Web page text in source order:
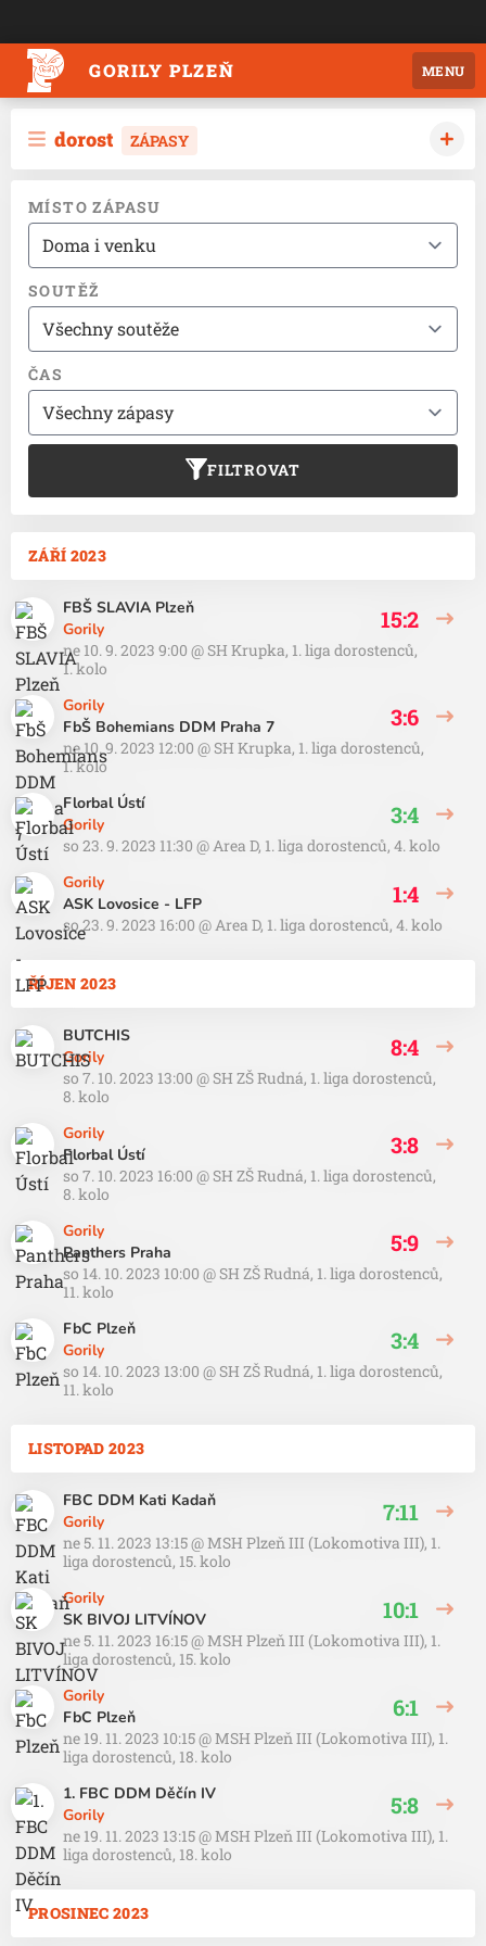
GORILY PLZEŇ MENU
dorost ZÁPASY
MÍSTO ZÁPASU
SOUTĚŽ
ČAS
FILTROVAT
ZÁŘÍ 2023
FBŠ SLAVIA Plzeň
Gorily
15:2
ne 10. 9. 2023 9:00 @ SH Krupka, 1. liga dorostenců,
1. kolo
Gorily
FbŠ Bohemians DDM Praha 7
3:6
ne 10. 9. 2023 12:00 @ SH Krupka, 1. liga dorostenců,
1. kolo
Florbal Ústí
Gorily
3:4
so 23. 9. 2023 11:30 @Area D, 1. liga dorostenců, 4. kolo
Gorily
ASK Lovosice - LFP
1:4
so 23. 9. 2023 16:00 @Area D, 1. liga dorostenců, 4. kolo
ŘÍJEN 2023
BUTCHIS
Gorily
8:4
so 7. 10. 2023 13:00 @ SH ZŠ Rudná, 1. liga dorostenců,
8. kolo
Gorily
Florbal Ústí
3:8
so 7. 10. 2023 16:00 @ SH ZŠ Rudná, 1. liga dorostenců,
8. kolo
Gorily
Panthers Praha
5:9
so 14. 10. 2023 10:00 @ SH ZŠ Rudná, 1. liga dorostenců,
11. kolo
FbC Plzeň
Gorily
3:4
so 14. 10. 2023 13:00 @ SH ZŠ Rudná, 1. liga dorostenců,
11. kolo
LISTOPAD 2023
FBC DDM Kati Kadaň
Gorily
7:11
ne 5. 11. 2023 13:15@MSH Plzeň III (Lokomotiva III), 1.
liga dorostenců, 15. kolo
Gorily
SK BIVOJ LITVÍNOV
10:1
ne 5. 11. 2023 16:15@MSH Plzeň III (Lokomotiva III), 1.
liga dorostenců, 15. kolo
Gorily
FbC Plzeň
6:1
ne 19. 11. 2023 10:15@MSH Plzeň III (Lokomotiva III), 1.
liga dorostenců, 18. kolo
1. FBC DDM Děčín IV
Gorily
5:8
ne 19. 11. 2023 13:15@MSH Plzeň III (Lokomotiva III), 1.
liga dorostenců, 18. kolo
PROSINEC 2023